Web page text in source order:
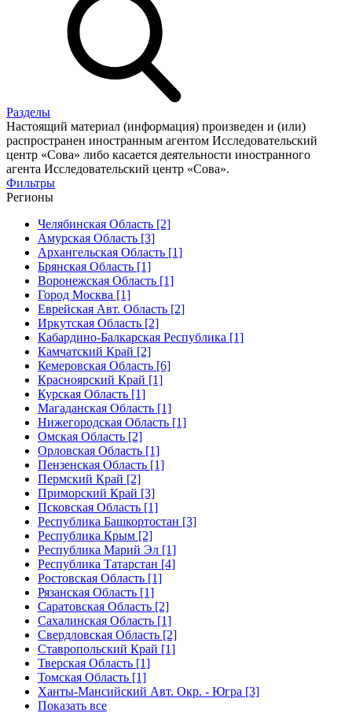
Разделы
Настоящий материал (информация) произведен и (или)
распространен иностранным агентом Исследовательский
центр «Сова» либо касается деятельности иностранного
агента Исследовательский центр «Сова».
Фильтры
Регионы
Челябинская Область [2]
Амурская Область [3]
Архангельская Область [1]
Брянская Область [1]
Воронежская Область [1]
Город Москва [1]
Еврейская Авт. Область [2]
Иркутская Область [2]
Кабардино-Балкарская Республика [1]
Камчатский Край [2]
Кемеровская Область [6]
Красноярский Край [1]
Курская Область [1]
Магаданская Область [1]
Нижегородская Область [1]
Омская Область [2]
Орловская Область [1]
Пензенская Область [1]
Пермский Край [2]
Приморский Край [3]
Псковская Область [1]
Республика Башкортостан [3]
Республика Крым [2]
Республика Марий Эл [1]
Республика Татарстан [4]
Ростовская Область [1]
Рязанская Область [1]
Саратовская Область [2]
Сахалинская Область [1]
Свердловская Область [2]
Ставропольский Край [1]
Тверская Область [1]
Томская Область [1]
Ханты-Мансийский Авт. Окр. - Югра [3]
Показать все